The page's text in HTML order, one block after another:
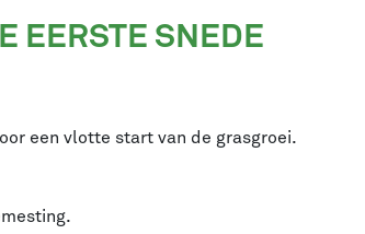
EERSTE SNEDE
een vlotte start van de grasgroei.